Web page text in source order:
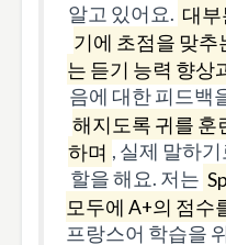
알고 있어요. 대부
기에 초점을 맞추
는 듣기 능력 향상
음에 대한 피드백
해지도록 귀를 훈
하며 , 실제 말하
할을 해요. 저는
모두에 A+의 점수
프랑스어 학습을